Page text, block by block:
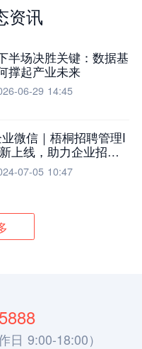
资讯
半场决胜关键：数据基
撑起产业未来
06-29 14:45
微信｜梧桐招聘管理I
上线，助力企业招聘
级07-05 10:47
日 9:00-18:00）